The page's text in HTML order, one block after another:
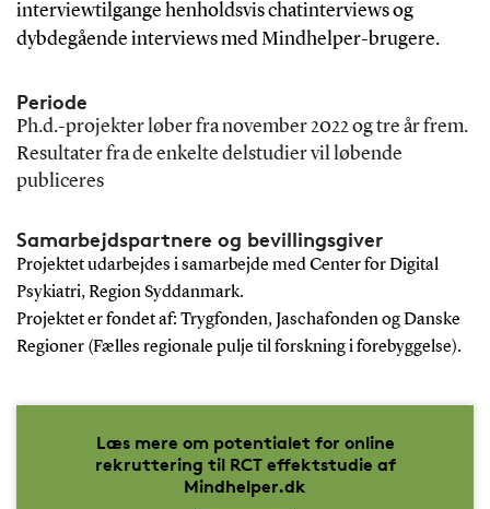
interviewtilgange henholdsvis chatinterviews og
dybdegående interviews med Mindhelper-brugere.
Periode
Ph.d.-projekter løber fra november 2022 og tre år frem.
Resultater fra de enkelte delstudier vil løbende
publiceres
Samarbejdspartnere og bevillingsgiver
Projektet udarbejdes i samarbejde med Center for Digital
Psykiatri, Region Syddanmark.
Projektet er fondet af: Trygfonden, Jaschafonden og Danske
Regioner (Fælles regionale pulje til forskning i forebyggelse).
Læs mere om potentialet for online
rekruttering til RCT effektstudie af
Mindhelper.dk